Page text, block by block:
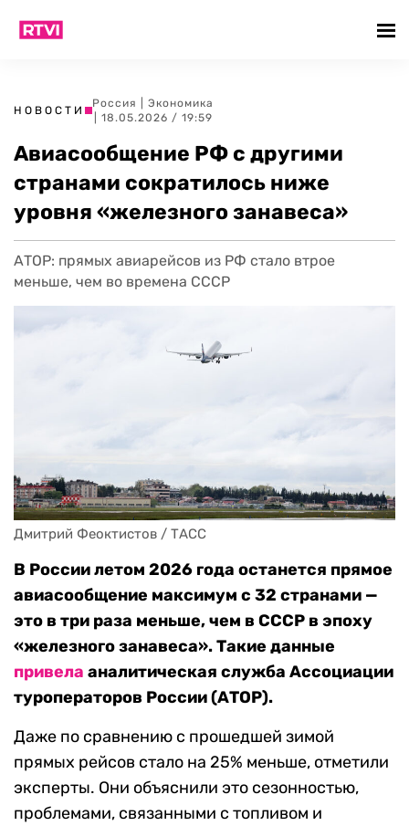
НОВОСТИ
Россия
Экономика
| 18.05.2026 / 19:59
Авиасообщение РФ с другими
странами сократилось ниже
уровня «железного занавеса»
АТОР: прямых авиарейсов из РФ стало втрое
меньше, чем во времена СССР
Дмитрий Феоктистов / ТАСС
В России летом 2026 года останется прямое
авиасообщение максимум с 32 странами —
это в три раза меньше, чем в СССР в эпоху
«железного занавеса». Такие данные
привела аналитическая служба Ассоциации
туроператоров России (АТОР).
Даже по сравнению с прошедшей зимой
прямых рейсов стало на 25% меньше, отметили
эксперты. Они объяснили это сезонностью,
проблемами, связанными с топливом и